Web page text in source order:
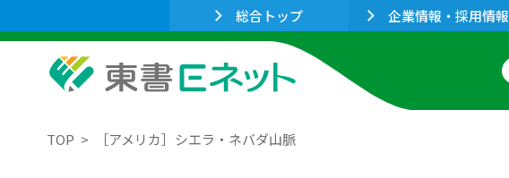
総合トップ 企業情報・採用情報
TOP ［アメリカ］シエラ・ネバダ山脈